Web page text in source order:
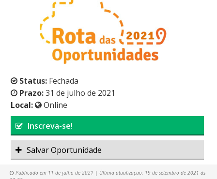
Status: Fechada
Prazo:31 de julho de 2021
Local:
Online
Inscreva-se!
Salvar Oportunidade
Publicado em 11 de julho de 2021 | Última atualização: 19 de setembro de 2021 às